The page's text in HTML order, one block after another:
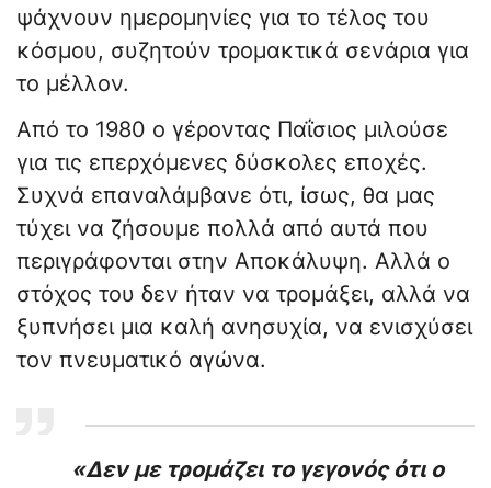
ψάχνουν ημερομηνίες για το τέλος του
κόσμου, συζητούν τρομακτικά σενάρια για
το μέλλον.
Από το 1980 ο γέροντας Παΐσιος μιλούσε
για τις επερχόμενες δύσκολες εποχές.
Συχνά επαναλάμβανε ότι, ίσως, θα μας
τύχει να ζήσουμε πολλά από αυτά που
περιγράφονται στην Αποκάλυψη. Αλλά ο
στόχος του δεν ήταν να τρομάξει, αλλά να
ξυπνήσει μια καλή ανησυχία, να ενισχύσει
τον πνευματικό αγώνα.
«Δεν με τρομάζει το γεγονός ότι ο